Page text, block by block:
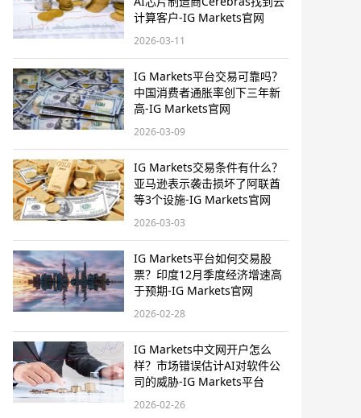
计算客户-IG Markets官网
2026-03-11
IG Markets平台交易可靠吗？
中国消费者通胀率创下三年新
高-IG Markets官网
2026-03-09
IG Markets交易条件有什么？
亚马逊表示袭击损坏了阿联酋
等3个设施-IG Markets官网
2026-03-03
IG Markets平台如何交易股
票？印度12月季度经济增速高
于预期-IG Markets官网
2026-02-28
IG Markets中文网开户怎么
样？市场错误估计AI对软件公
司的威胁-IG Markets平台
2026-02-26